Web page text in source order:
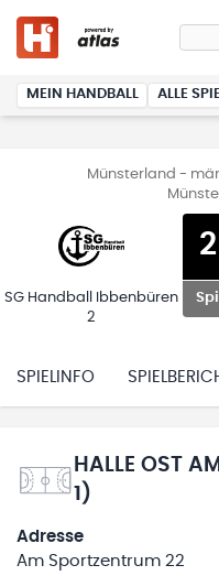
MEIN HANDBALL ALLE
Münsterland -
SG Handball Ibbenbüren
2
SPIELINFO
HALLE OST
1)
Adresse
Am Sportzentrum 22